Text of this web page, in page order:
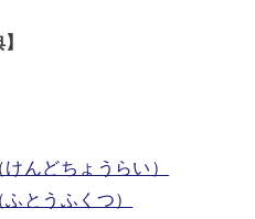
んどちょうらい）
とうふくつ）